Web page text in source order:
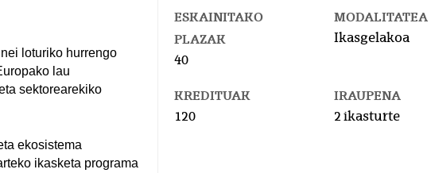
loturiko hurrengo
lau
sektorearekiko
ekosistema
ikasketa programa
ESKAINITAKO
PLAZAK
40
MODALITATEA
Ikasgelakoa
KREDITUAK
120
IRAUPENA
2 ikasturte